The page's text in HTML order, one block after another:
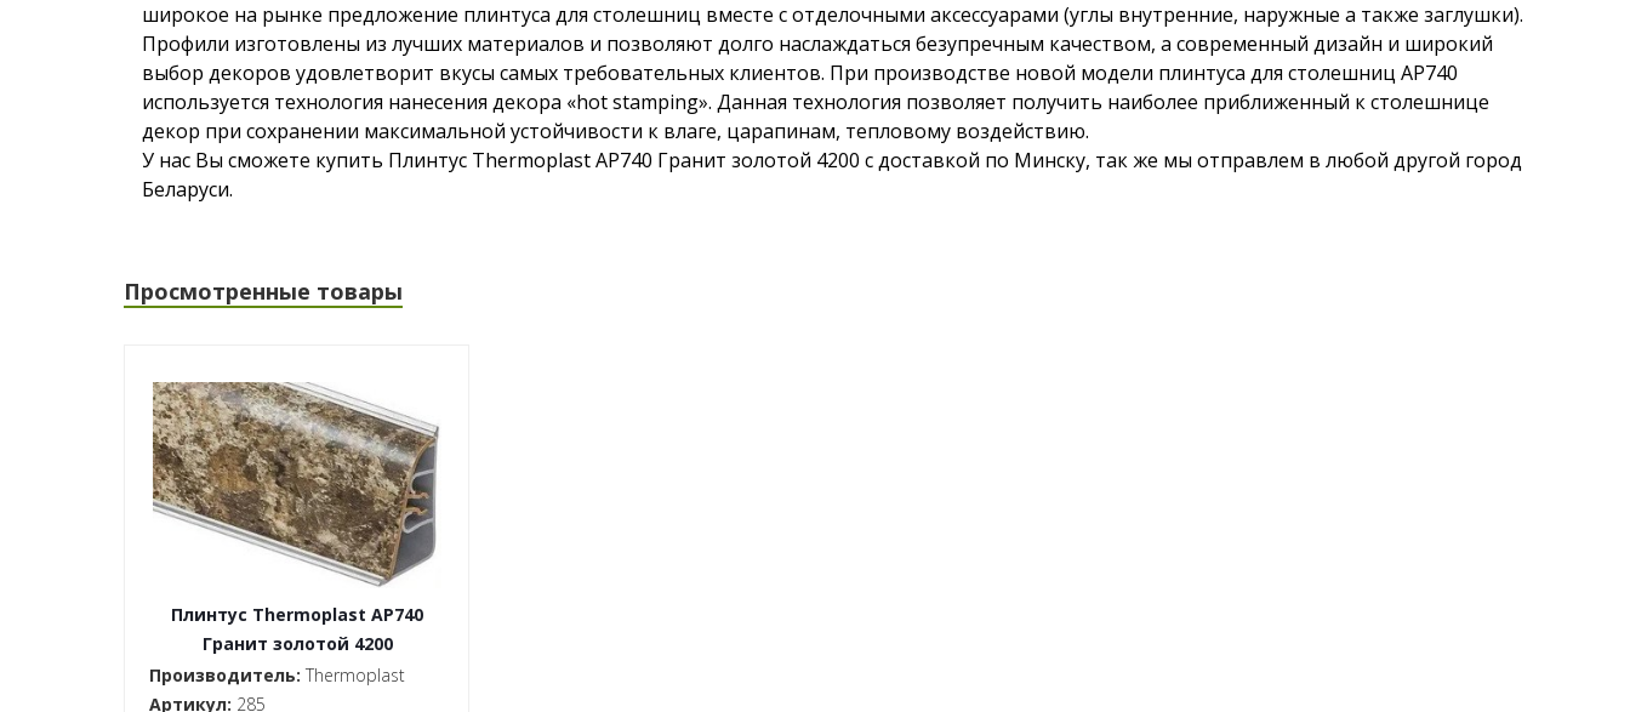
широкое на рынке предложение плинтуса для столешниц вместе с отделочными аксессуарами (углы внутренние, наружные а также заглушки).
Профили изготовлены из лучших материалов и позволяют долго наслаждаться безупречным качеством, а современный дизайн и широкий
выбор декоров удовлетворит вкусы самых требовательных клиентов. При производстве новой модели плинтуса для столешниц АР740
используется технология нанесения декора «hot stamping». Данная технология позволяет получить наиболее приближенный к столешнице
декор при сохранении максимальной устойчивости к влаге, царапинам, тепловому воздействию.
У нас Вы сможете купить Плинтус Thermoplast AP740 Гранит золотой 4200 с доставкой по Минску, так же мы отправлем в любой другой город
Беларуси.
Просмотренные товары
Плинтус Thermoplast AP740
Гранит золотой 4200
Производитель: Thermoplast
Артикул: 285